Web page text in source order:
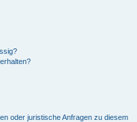
oder juristische Anfragen zu diesem